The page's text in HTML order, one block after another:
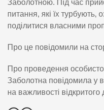
Заболотною. Під час
питання, які їх турбують,
поділитися власними
Про це повідомили на
Про проведення
Заболотна повідомила у
на важливості відкритого